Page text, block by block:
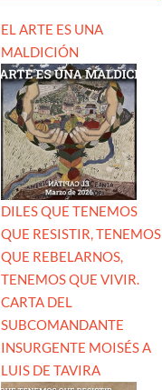
EL ARTE ES UNA
MALDICIÓN
DILES QUE TENEMOS
QUE RESISTIR, TENEMOS
QUE REBELARNOS,
TENEMOS QUE VIVIR.
CARTA DEL
SUBCOMANDANTE
INSURGENTE MOISÉS A
LUIS DE TAVIRA